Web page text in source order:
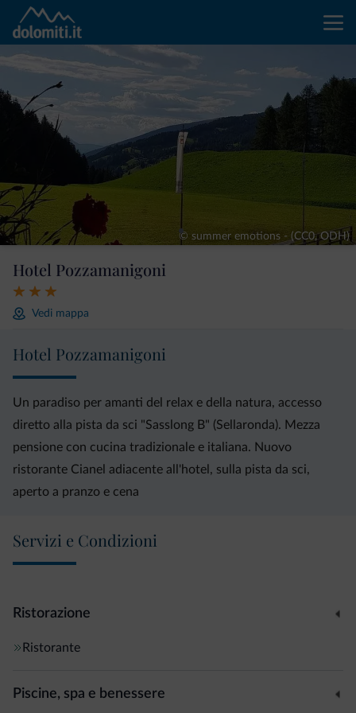
© summer emotions - (CC0, ODH)
Hotel Pozzamanigoni
Vedi mappa
Hotel Pozzamanigoni
Un paradiso per amanti del relax e della natura, accesso
diretto alla pista da sci "Sasslong B" (Sellaronda). Mezza
pensione con cucina tradizionale e italiana. Nuovo
ristorante Cianel adiacente all'hotel, sulla pista da sci,
aperto a pranzo e cena
Servizi e Condizioni
Ristorazione
Ristorante
Piscine, spa e benessere